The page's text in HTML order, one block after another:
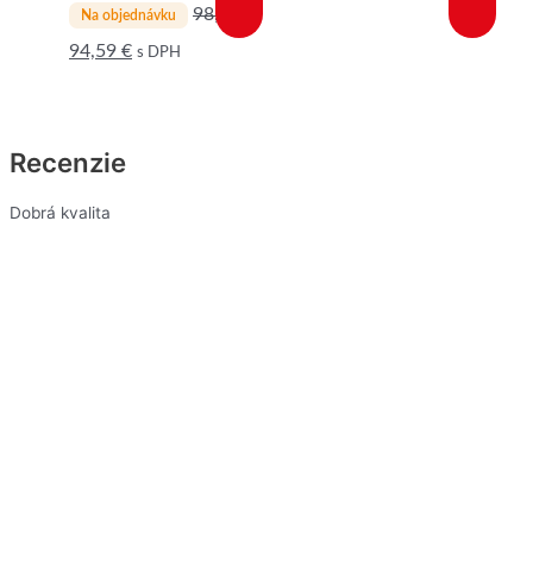
Na objednávku 98,28
94,59 € s DPH
Recenzie
Dobrá kvalita